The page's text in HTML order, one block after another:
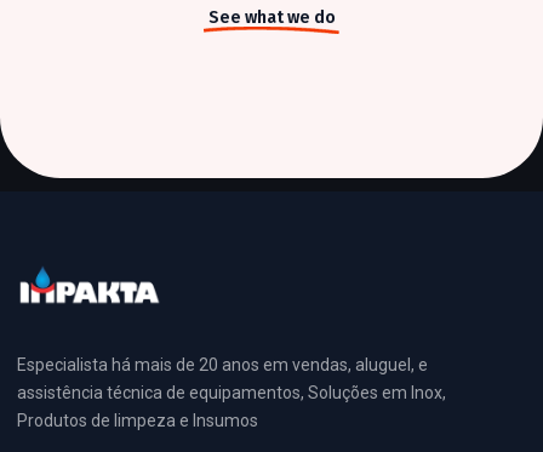
See what we do
Especialista há mais de 20 anos em vendas, aluguel, e
assistência técnica de equipamentos, Soluções em Inox,
Produtos de limpeza e Insumos